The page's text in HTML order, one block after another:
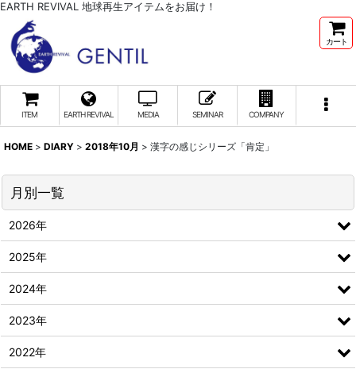
EARTH REVIVAL 地球再生アイテムをお届け！
カート
ITEM EARTH REVIVAL MEDIA SEMINAR COMPANY
HOME > DIARY > 2018年10月 > 漢字の感じシリーズ「肯定」
月別一覧
2026年
2025年
2024年
2023年
2022年